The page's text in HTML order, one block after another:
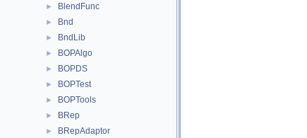
► BlendFunc
► Bnd
► BndLib
► BOPAlgo
► BOPDS
► BOPTest
► BOPTools
► BRep
► BRepAdaptor